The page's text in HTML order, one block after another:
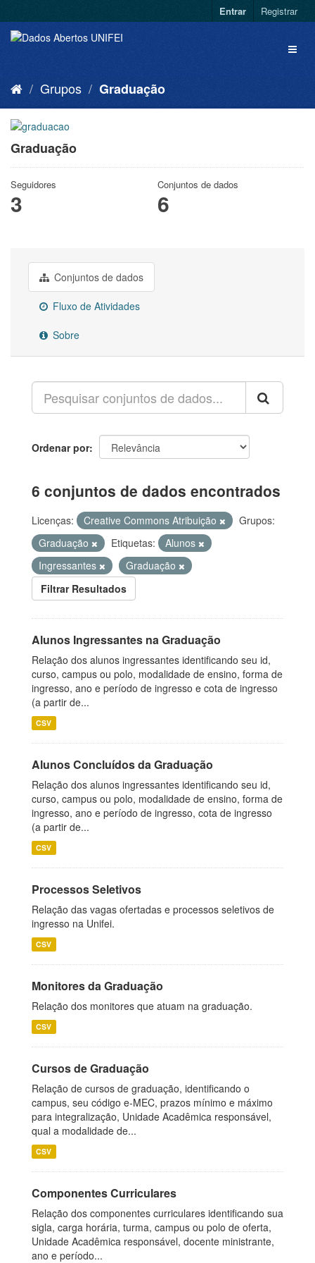
Entrar Registrar
Grupos Graduação
Graduação
Seguidores
3
Conjuntos de dados
6
Conjuntos de dados
Fluxo de Atividades
Sobre
Ordenar por
6 conjuntos de dados encontrados
Licenças: Creative Commons Atribuição
Grupos:
Graduação
Etiquetas:
Alunos
Ingressantes
Graduação
Filtrar Resultados
Alunos Ingressantes na Graduação
Relação dos alunos ingressantes identificando seu id,
curso, campus ou polo, modalidade de ensino, forma de
ingresso, ano e período de ingresso e cota de ingresso
(a partir de...
CSV
Alunos Concluídos da Graduação
Relação dos alunos ingressantes identificando seu id,
curso, campus ou polo, modalidade de ensino, forma de
ingresso, ano e período de ingresso, cota de ingresso
(a partir de...
CSV
Processos Seletivos
Relação das vagas ofertadas e processos seletivos de
ingresso na Unifei.
CSV
Monitores da Graduação
Relação dos monitores que atuam na graduação.
CSV
Cursos de Graduação
Relação de cursos de graduação, identificando o
campus, seu código e-MEC, prazos mínimo e máximo
para integralização, Unidade Acadêmica responsável,
qual a modalidade de...
CSV
Componentes Curriculares
Relação dos componentes curriculares identificando sua
sigla, carga horária, turma, campus ou polo de oferta,
Unidade Acadêmica responsável, docente ministrante,
ano e período...